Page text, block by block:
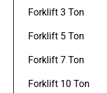
Forklift 3 Ton
Forklift 5 Ton
Forklift 7 Ton
Forklift 10 Ton